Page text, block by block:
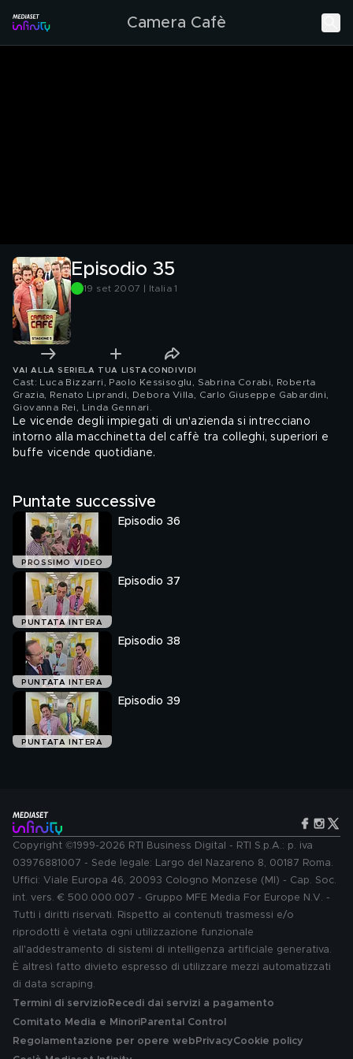
Camera Cafè
Episodio 35
19 set 2007 | Italia 1
VAI ALLA SERIE LA TUA LISTA CONDIVIDI
Cast: Luca Bizzarri, Paolo Kessisoglu, Sabrina Corabi, Roberta
Grazia, Renato Liprandi, Debora Villa, Carlo Giuseppe Gabardini,
Giovanna Rei, Linda Gennari
Le vicende degli impiegati di un'azienda si intrecciano
intorno alla macchinetta del caffè tra colleghi, superiori e
buffe vicende quotidiane.
Puntate successive
PROSSIMO VIDEO
Episodio 36
PUNTATA INTERA
Episodio 37
PUNTATA INTERA
Episodio 38
PUNTATA INTERA
Episodio 39
Copyright ©1999-2026 RTI Business Digital - RTI S.p.A.: p. iva
03976881007 - Sede legale: Largo del Nazareno 8, 00187 Roma.
Uffici: Viale Europa 46, 20093 Cologno Monzese (MI) - Cap. Soc.
int. vers. € 500.000.007 - Gruppo MFE Media For Europe N.V. -
Tutti i diritti riservati. Rispetto ai contenuti trasmessi e/o
riprodotti è vietata ogni utilizzazione funzionale
all'addestramento di sistemi di intelligenza artificiale generativa.
È altresì fatto divieto espresso di utilizzare mezzi automatizzati
di data scraping.
Termini di servizio Recedi dai servizi a pagamento
Comitato Media e MinoriParental Control
Regolamentazione per opere web PrivacyCookie policy